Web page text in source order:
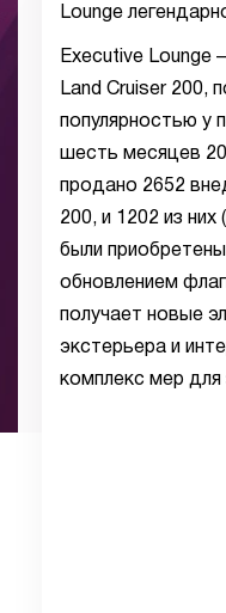
Lounge
Executive Lounge
Land Cruiser 200,
популярностью у
шесть месяцев
продано 2652
200, и 1202 из
были
обновлением
получает новые
экстерьера и
комплекс мер